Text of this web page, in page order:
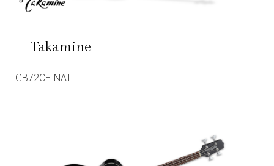
Takamine
GB72CE-NAT